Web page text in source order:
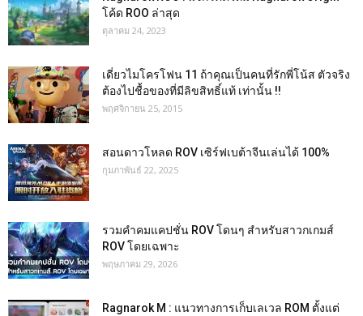
โค้ด ROO ล่าสุด
ตุลาคม 24, 2023
เดี่ยวไมโครโฟน 11 ถ้าคุณเป็นคนที่รักพี่โน้ส ตัวจริง
ต้องไปชื้อของที่มีลิขสิทธิ์แท้ เท่านั้น !!
พฤศจิกายน 25, 2015
สอนดาวโหลด ROV เซิร์ฟเบต้าจีนเล่นได้ 100%
กุมภาพันธ์ 22, 2025
รวมคำคมแคปชั่น ROV โดนๆ สำหรับสาวกเกมส์
ROV โดยเฉพาะ
พฤษภาคม 29, 2026
Ragnarok M : แนวทางการเก็บเลเวล ROM ตั้งแต่